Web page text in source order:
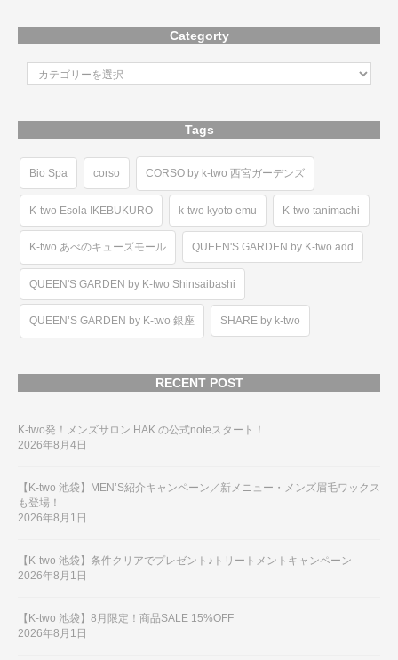
Categorty
Tags
Bio Spa corso CORSO by k-two 西宮ガーデンズ
K-two Esola IKEBUKURO k-two kyoto emu K-two tanimachi
K-two あべのキューズモール QUEEN'S GARDEN by K-two add
QUEEN'S GARDEN by K-two Shinsaibashi
QUEEN’S GARDEN by K-two 銀座 SHARE by k-two
RECENT POST
K-two発！メンズサロン HAK.の公式noteスタート！
2026年8月4日
【K-two 池袋】MEN’S紹介キャンペーン／新メニュー・メンズ眉毛ワックス
も登場！
2026年8月1日
【K-two 池袋】条件クリアでプレゼント♪トリートメントキャンペーン
2026年8月1日
【K-two 池袋】8月限定！商品SALE 15%OFF
2026年8月1日